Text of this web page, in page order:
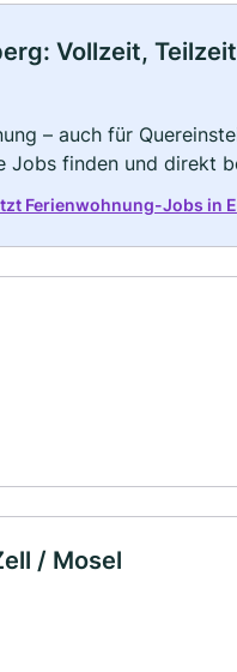
Vollzeit,
– auch für
Jobs finden und direkt
Ferienwohnung-Jobs in
/ Mosel